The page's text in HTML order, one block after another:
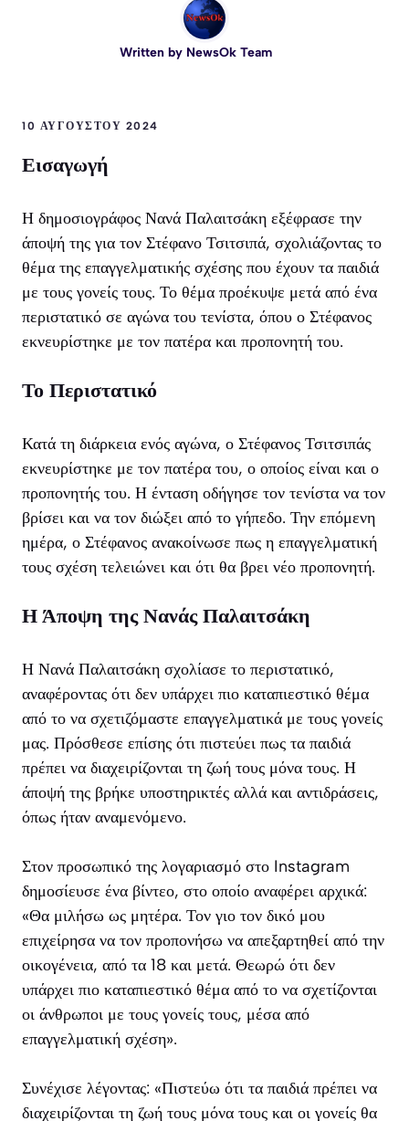
Written by NewsOk Team
10 ΑΥΓΟΎΣΤΟΥ 2024
Εισαγωγή
Η δημοσιογράφος Νανά Παλαιτσάκη εξέφρασε την
άποψή της για τον Στέφανο Τσιτσιπά, σχολιάζοντας το
θέμα της επαγγελματικής σχέσης που έχουν τα παιδιά
με τους γονείς τους. Το θέμα προέκυψε μετά από ένα
περιστατικό σε αγώνα του τενίστα, όπου ο Στέφανος
εκνευρίστηκε με τον πατέρα και προπονητή του.
Το Περιστατικό
Κατά τη διάρκεια ενός αγώνα, ο Στέφανος Τσιτσιπάς
εκνευρίστηκε με τον πατέρα του, ο οποίος είναι και ο
προπονητής του. Η ένταση οδήγησε τον τενίστα να τον
βρίσει και να τον διώξει από το γήπεδο. Την επόμενη
ημέρα, ο Στέφανος ανακοίνωσε πως η επαγγελματική
τους σχέση τελειώνει και ότι θα βρει νέο προπονητή.
Η Άποψη της Νανάς Παλαιτσάκη
Η Νανά Παλαιτσάκη σχολίασε το περιστατικό,
αναφέροντας ότι δεν υπάρχει πιο καταπιεστικό θέμα
από το να σχετιζόμαστε επαγγελματικά με τους γονείς
μας. Πρόσθεσε επίσης ότι πιστεύει πως τα παιδιά
πρέπει να διαχειρίζονται τη ζωή τους μόνα τους. Η
άποψή της βρήκε υποστηρικτές αλλά και αντιδράσεις,
όπως ήταν αναμενόμενο.
Στον προσωπικό της λογαριασμό στο Instagram
δημοσίευσε ένα βίντεο, στο οποίο αναφέρει αρχικά:
«Θα μιλήσω ως μητέρα. Τον γιο τον δικό μου
επιχείρησα να τον προπονήσω να απεξαρτηθεί από την
οικογένεια, από τα 18 και μετά. Θεωρώ ότι δεν
υπάρχει πιο καταπιεστικό θέμα από το να σχετίζονται
οι άνθρωποι με τους γονείς τους, μέσα από
επαγγελματική σχέση».
Συνέχισε λέγοντας: «Πιστεύω ότι τα παιδιά πρέπει να
διαχειρίζονται τη ζωή τους μόνα τους και οι γονείς θα